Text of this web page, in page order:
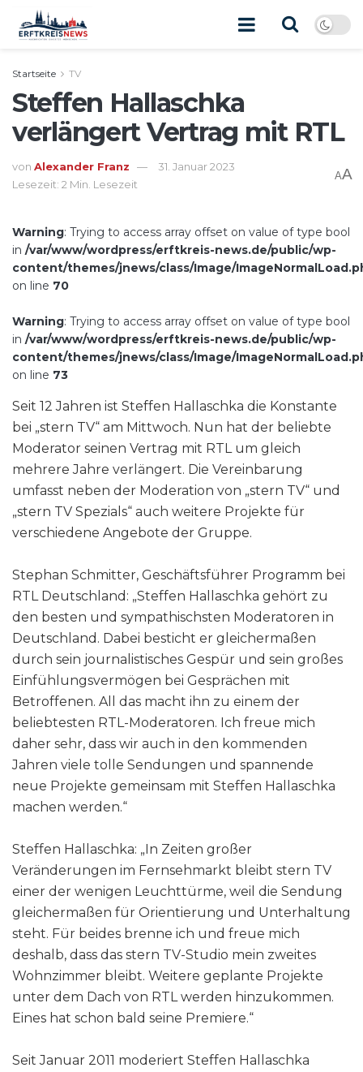
Startseite TV
Steffen Hallaschka
verlängert Vertrag mit RTL
von Alexander Franz
31. Januar 2023
Lesezeit: 2 Min. Lesezeit
AA
Warning: Trying to access array offset on value of type bool
in /var/www/wordpress/erftkreis-news.de/public/wp-
content/themes/jnews/class/Image/
on line 70
Warning: Trying to access array offset on value of type bool
in /var/www/wordpress/erftkreis-news.de/public/wp-
content/themes/jnews/class/Image/
on line 73
Seit 12 Jahren ist Steffen Hallaschka die Konstante
bei „stern TV“ am Mittwoch. Nun hat der beliebte
Moderator seinen Vertrag mit RTL um gleich
mehrere Jahre verlängert. Die Vereinbarung
umfasst neben der Moderation von „stern TV“ und
„stern TV Spezials“ auch weitere Projekte für
verschiedene Angebote der Gruppe.
Stephan Schmitter, Geschäftsführer Programm bei
RTL Deutschland: „Steffen Hallaschka gehört zu
den besten und sympathischsten Moderatoren in
Deutschland. Dabei besticht er gleichermaßen
durch sein journalistisches Gespür und sein großes
Einfühlungsvermögen bei Gesprächen mit
Betroffenen. All das macht ihn zu einem der
beliebtesten RTL-Moderatoren. Ich freue mich
daher sehr, dass wir auch in den kommenden
Jahren viele tolle Sendungen und spannende
neue Projekte gemeinsam mit Steffen Hallaschka
machen werden.“
Steffen Hallaschka: „In Zeiten großer
Veränderungen im Fernsehmarkt bleibt stern TV
einer der wenigen Leuchttürme, weil die Sendung
gleichermaßen für Orientierung und Unterhaltung
steht. Für beides brenne ich und freue mich
deshalb, dass das stern TV-Studio mein zweites
Wohnzimmer bleibt. Weitere geplante Projekte
unter dem Dach von RTL werden hinzukommen.
Eines hat schon bald seine Premiere.“
Seit Januar 2011 moderiert Steffen Hallaschka